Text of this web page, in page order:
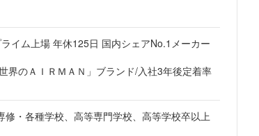
イム上場 年休125日 国内シェアNo.1メーカー
界のＡＩＲＭＡＮ」ブランド/入社3年後定着率
・各種学校、高等専門学校、高等学校卒以上